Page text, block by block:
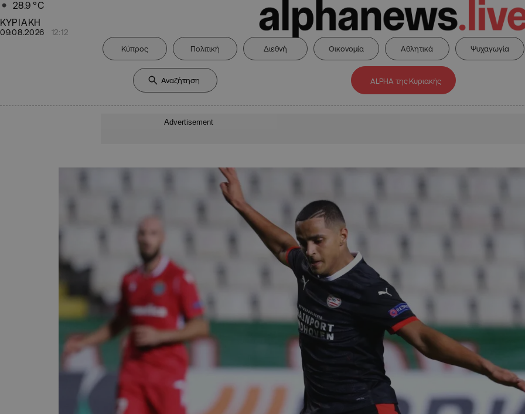
28.9 °C
ΚΥΡΙΑΚΗ
09.08.2026 12:12
Κύπρος Πολιτική Διεθνή Οικονομία Αθλητικά Ψυχαγωγία
ALPHA της Κυριακής
Advertisement